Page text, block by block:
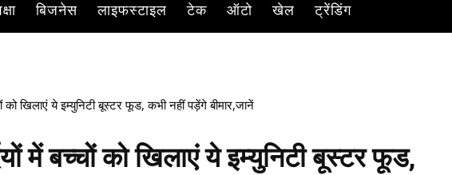
बिजनेस लाइफस्टाइल टेक ऑटो खेल ट्रेंडिंग
खिलाएं ये इम्युनिटी बूस्टर फूड, कभी नहीं पड़ेंगे बीमार,जानें
में बच्चों को खिलाएं ये इम्युनिटी बूस्टर फूड,